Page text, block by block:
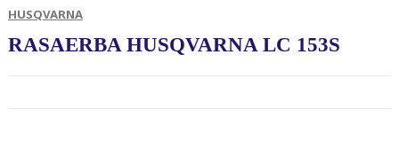
HUSQVARNA
RASAERBA HUSQVARNA LC 153S